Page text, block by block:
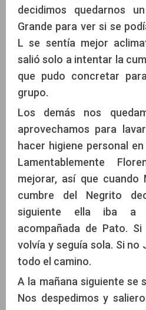
decidimos quedarnos
Grande para ver si se
L se sentía mejor
salió solo a intentar la
que pudo concretar
grupo.
Los demás nos
aprovechamos para
hacer higiene personal
Lamentablemente
mejorar, así que cuando
cumbre del Negrito
siguiente ella iba a
acompañada de Pato.
volvía y seguía sola. Si no
todo el camino.
A la mañana siguiente se
Nos despedimos y